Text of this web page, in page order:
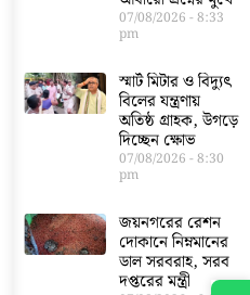
07/08/2026 8:33
pm
স্মার্ট মিটার ও বিদ্যুৎ
বিলের যন্ত্রণায়
অতিষ্ঠ গ্রাহক, উগড়ে
দিচ্ছেন ক্ষোভ
07/08/2026 8:30
pm
জয়নগরের রেশন
দোকানে নিম্নমানের
ডাল সরবরাহ, সরব
দপ্তরের মন্ত্রী